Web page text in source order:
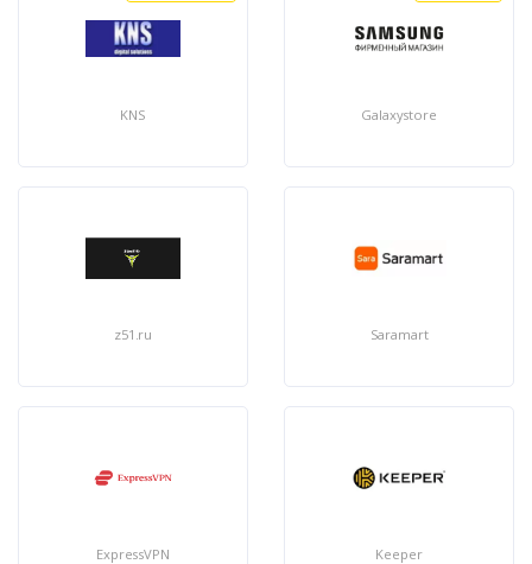
KNS Galaxystore
z51.ru Saramart
ExpressVPN Keeper